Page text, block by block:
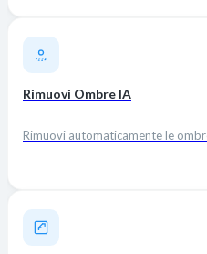
Rimuovi Ombre IA
Rimuovi automaticamente le